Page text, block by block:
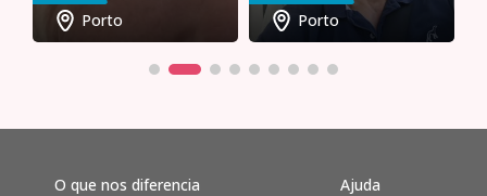
Porto Porto
O que nos diferencia
Ajuda